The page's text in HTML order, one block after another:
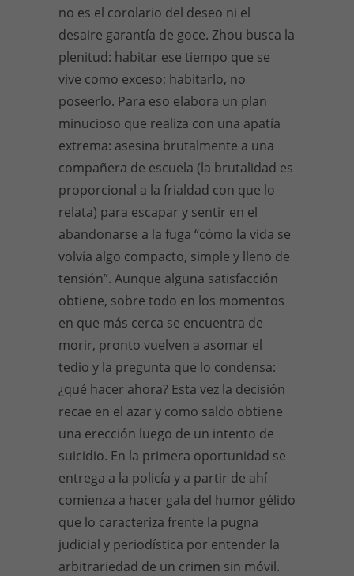
no es el corolario del deseo ni el
desaire garantía de goce. Zhou busca la
plenitud: habitar ese tiempo que se
vive como exceso; habitarlo, no
poseerlo. Para eso elabora un plan
minucioso que realiza con una apatía
extrema: asesina brutalmente a una
compañera de escuela (la brutalidad es
proporcional a la frialdad con que lo
relata) para escapar y sentir en el
abandonarse a la fuga “cómo la vida se
volvía algo compacto, simple y lleno de
tensión”. Aunque alguna satisfacción
obtiene, sobre todo en los momentos
en que más cerca se encuentra de
morir, pronto vuelven a asomar el
tedio y la pregunta que lo condensa:
¿qué hacer ahora? Esta vez la decisión
recae en el azar y como saldo obtiene
una erección luego de un intento de
suicidio. En la primera oportunidad se
entrega a la policía y a partir de ahí
comienza a hacer gala del humor gélido
que lo caracteriza frente la pugna
judicial y periodística por entender la
arbitrariedad de un crimen sin móvil.